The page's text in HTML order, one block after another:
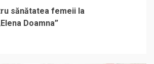
sănătatea femeii la
Doamna”